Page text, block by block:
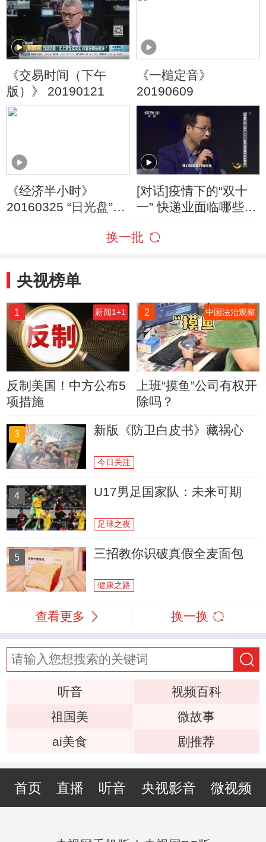
《交易时间（下午
版）》 20190121
《一槌定音》
20190609
《经济半小时》
20160325 “日光盘”的
[对话]疫情下的“双十
一” 快递业面临哪些新
换一批
央视榜单
1 新闻1+1
反制美国！中方公布5
项措施
2 中国法治观察
上班“摸鱼”公司有权开
除吗？
3 新版《防卫白皮书》藏祸心
今日关注
4 U17男足国家队：未来可期
足球之夜
5 三招教你识破真假全麦面包
健康之路
查看更多 换一换
听音
视频百科
祖国美
微故事
ai美食
剧推荐
首页 直播 听音 央视影音 微视频